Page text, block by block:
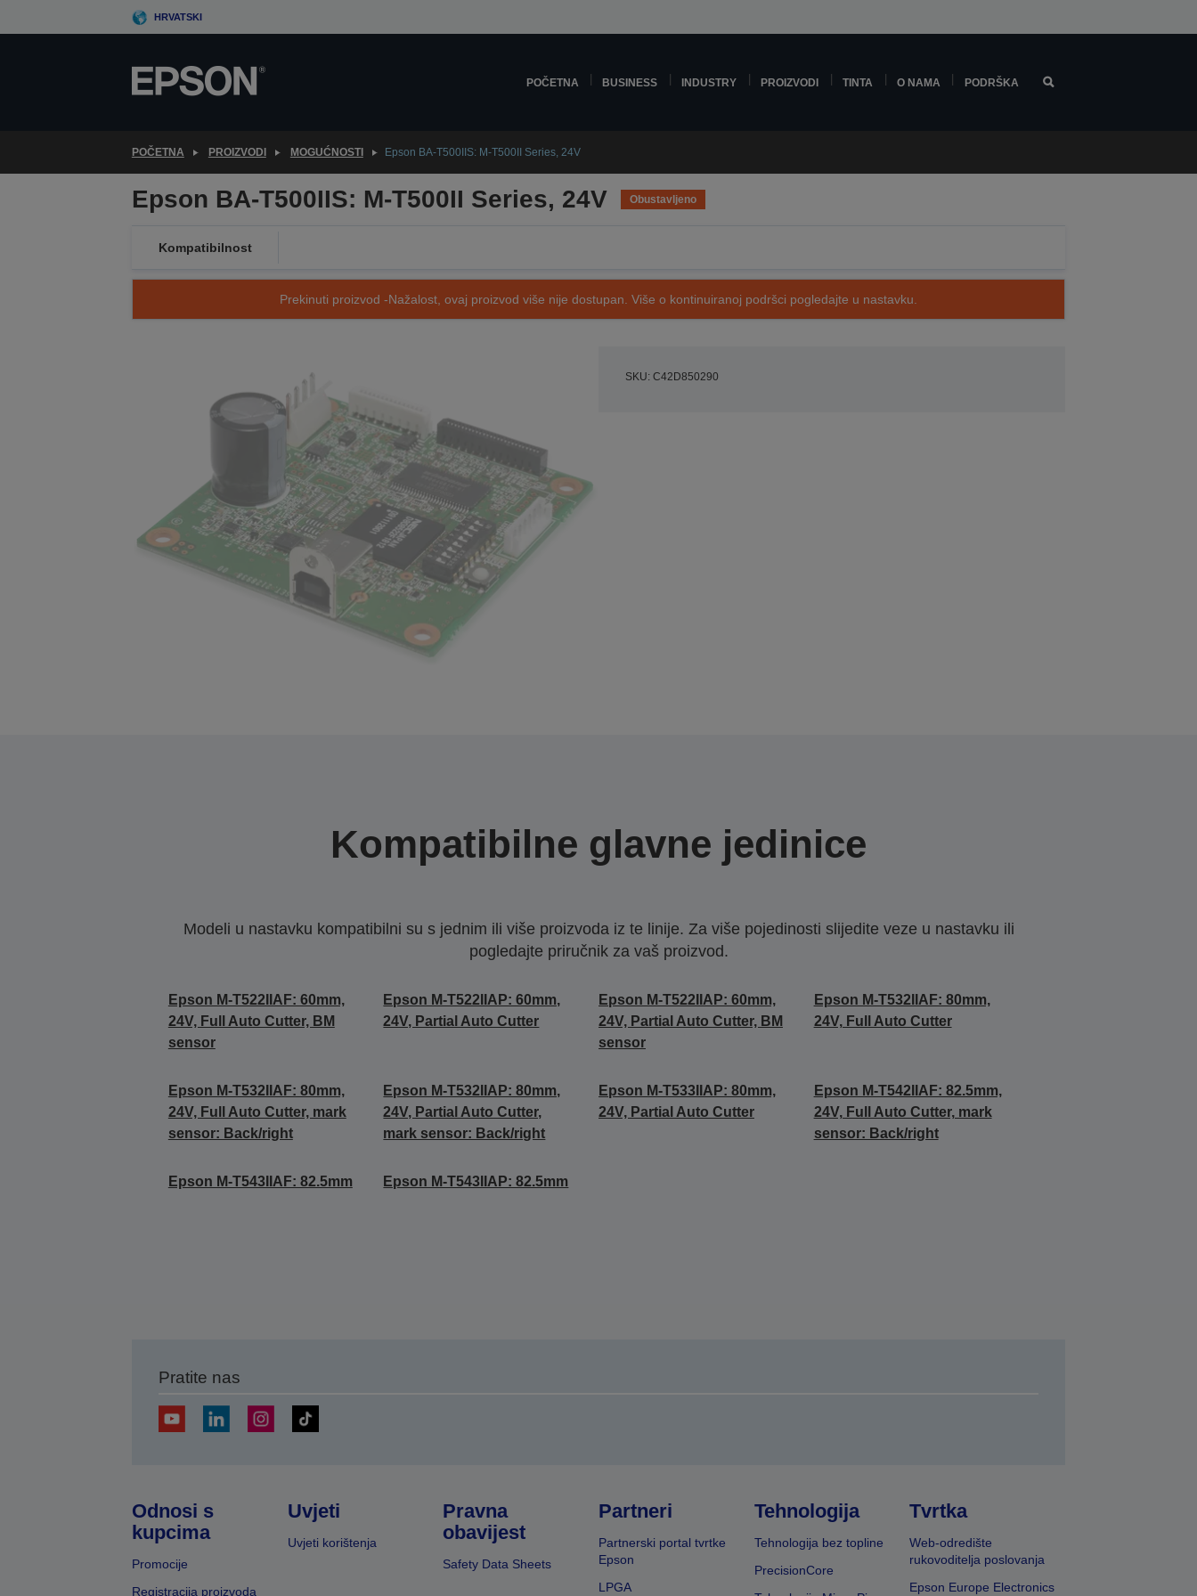
to
HRVATSKI
POČETNA BUSINESS INDUSTRY PROIZVODI TINTA O NAMA PODRŠKA
POČETNA PROIZVODI MOGUĆNOSTI Epson BA-T500IIS: M-T500II Series, 24V
Epson BA-T500IIS: M-T500II Series, 24V Obustavljeno
Kompatibilnost
Prekinuti proizvod -Nažalost, ovaj proizvod više nije dostupan. Više o kontinuiranoj podršci pogledajte u nastavku.
SKU: C42D850290
Kompatibilne glavne jedinice
Modeli u nastavku kompatibilni su s jednim ili više proizvoda iz te linije. Za više pojedinosti slijedite veze u nastavku ili
pogledajte priručnik za vaš proizvod.
Epson M-T522IIAF: 60mm,
24V, Full Auto Cutter, BM
sensor
Epson M-T522IIAP: 60mm,
24V, Partial Auto Cutter
Epson M-T522IIAP: 60mm,
24V, Partial Auto Cutter, BM
sensor
Epson M-T532IIAF: 80mm,
24V, Full Auto Cutter
Epson M-T532IIAF: 80mm,
24V, Full Auto Cutter, mark
sensor: Back/right
Epson M-T532IIAP: 80mm,
24V, Partial Auto Cutter,
mark sensor: Back/right
Epson M-T533IIAP: 80mm,
24V, Partial Auto Cutter
Epson M-T542IIAF: 82.5mm,
24V, Full Auto Cutter, mark
sensor: Back/right
Epson M-T543IIAF: 82.5mm Epson M-T543IIAP: 82.5mm
Pratite nas
Odnosi s
kupcima
Promocije
Registracija proizvoda
Uvjeti
Uvjeti korištenja
Pravna
obavijest
Safety Data Sheets
Partneri
Partnerski portal tvrtke
Epson
LPGA
Tehnologija
Tehnologija bez topline
PrecisionCore
Tvrtka
Web-odredište
rukovoditelja poslovanja
Epson Europe Electronics